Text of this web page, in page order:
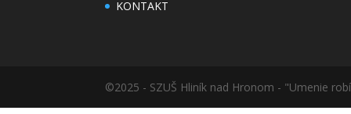
KONTAKT
©2025 - SZUŠ Hliník nad Hronom - "Umenie